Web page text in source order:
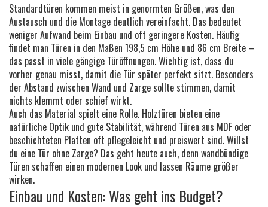
Standardtüren kommen meist in genormten Größen, was den
Austausch und die Montage deutlich vereinfacht. Das bedeutet
weniger Aufwand beim Einbau und oft geringere Kosten. Häufig
findet man Türen in den Maßen 198,5 cm Höhe und 86 cm Breite –
das passt in viele gängige Türöffnungen. Wichtig ist, dass du
vorher genau misst, damit die Tür später perfekt sitzt. Besonders
der Abstand zwischen Wand und Zarge sollte stimmen, damit
nichts klemmt oder schief wirkt.
Auch das Material spielt eine Rolle. Holztüren bieten eine
natürliche Optik und gute Stabilität, während Türen aus MDF oder
beschichteten Platten oft pflegeleicht und preiswert sind. Willst
du eine Tür ohne Zarge? Das geht heute auch, denn wandbündige
Türen schaffen einen modernen Look und lassen Räume größer
wirken.
Einbau und Kosten: Was geht ins Budget?